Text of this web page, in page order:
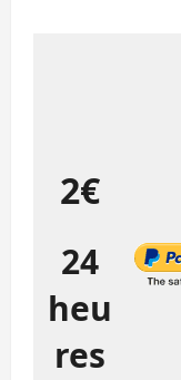
2€
24
heu
res